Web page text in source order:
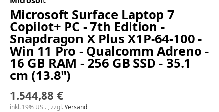
Microsoft Surface Laptop 7
Copilot+ PC - 7th Edition -
Snapdragon X Plus X1P-64-100 -
Win 11 Pro - Qualcomm Adreno -
16 GB RAM - 256 GB SSD - 35.1
cm (13.8")
1.544,88 €
inkl. 19% USt. , zzgl.Versand